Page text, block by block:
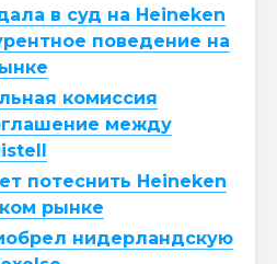
в суд на Heineken
поведение на
комиссия
между
потеснить Heineken
рынке
нидерландскую